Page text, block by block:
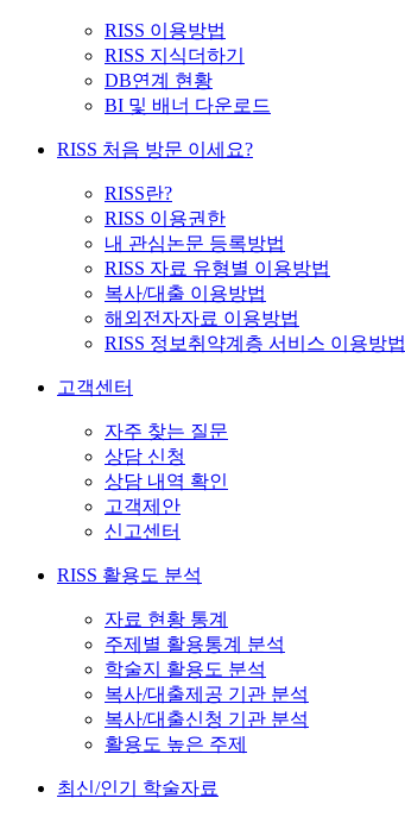
RISS 이용방법
RISS 지식더하기
DB연계 현황
BI 및 배너 다운로드
RISS 처음 방문 이세요?
RISS란?
RISS 이용권한
내 관심논문 등록방법
RISS 자료 유형별 이용방법
복사/대출 이용방법
해외전자자료 이용방법
RISS 정보취약계층 서비스 이용방법
고객센터
자주 찾는 질문
상담 신청
상담 내역 확인
고객제안
신고센터
RISS 활용도 분석
자료 현황 통계
주제별 활용통계 분석
학술지 활용도 분석
복사/대출제공 기관 분석
복사/대출신청 기관 분석
활용도 높은 주제
최신/인기 학술자료